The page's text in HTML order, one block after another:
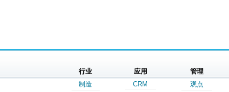
行业
制造
应用
CRM
管理
观点